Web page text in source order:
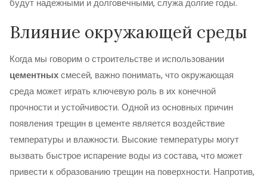
будут надежными и долговечными, служа долгие годы.
Влияние окружающей среды
Когда мы говорим о строительстве и использовании
цементныхсмесей, важно понимать, что окружающая
среда может играть ключевую роль в их конечной
прочности и устойчивости. Одной из основных причин
появления трещин в цементе является воздействие
температуры и влажности. Высокие температуры могут
вызвать быстрое испарение воды из состава, что может
привести к образованию трещин на поверхности. Напротив,